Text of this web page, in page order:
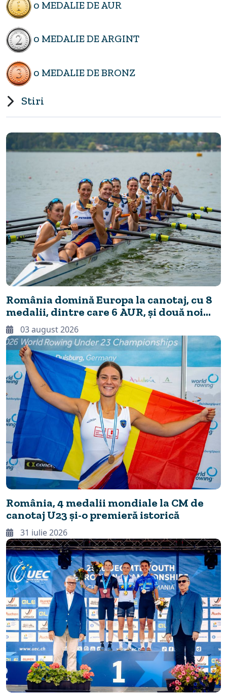
0 MEDALIE DE AUR
0 MEDALIE DE ARGINT
0 MEDALIE DE BRONZ
Stiri
România domină Europa la canotaj, cu 8
medalii, dintre care 6 AUR, și două noi
recorduri continentale
03 august 2026
România, 4 medalii mondiale la CM de
canotaj U23 și-o premieră istorică
31 iulie 2026